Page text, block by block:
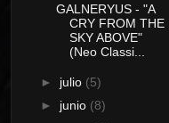
GALNERYUS - "A
CRY FROM THE
SKY ABOVE"
(Neo Classi...
► julio (5)
► junio (8)